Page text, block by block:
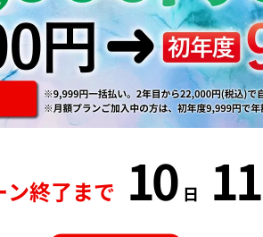
ン終了まで 10 日 11